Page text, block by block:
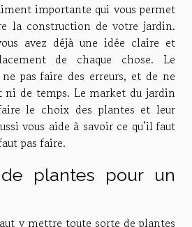
importante qui vous permet
la construction de votre jardin.
avez déjà une idée claire et
de chaque chose. Le
pas faire des erreurs, et de ne
ni de temps. Le market du jardin
le choix des plantes et leur
vous aide à savoir ce qu’il faut
pas faire.
plantes pour un
y mettre toute sorte de plantes